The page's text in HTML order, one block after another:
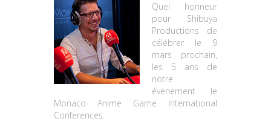
Quel honneur
pour Shibuya
Productions de
célébrer le 9
mars prochain,
les 5 ans de
notre
événement le
Monaco Anime Game International
Conferences.